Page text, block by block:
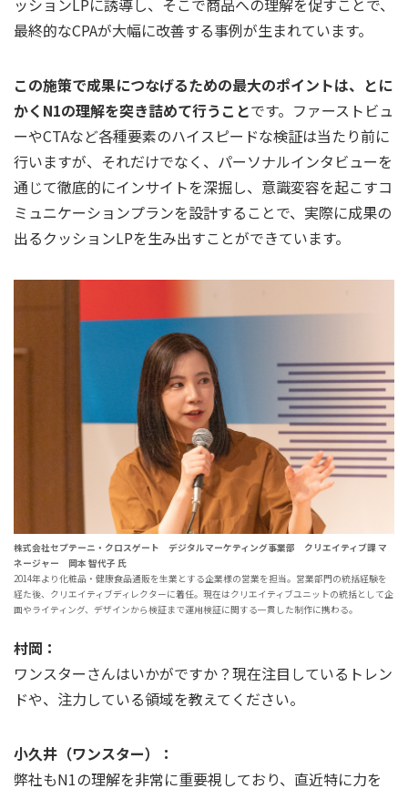
ッションLPに誘導し、そこで商品への理解を促すことで、
最終的なCPAが大幅に改善する事例が生まれています。
この施策で成果につなげるための最大のポイントは、とに
かくN1の理解を突き詰めて行うことです。ファーストビュ
ーやCTAなど各種要素のハイスピードな検証は当たり前に
行いますが、それだけでなく、パーソナルインタビューを
通じて徹底的にインサイトを深掘し、意識変容を起こすコ
ミュニケーションプランを設計することで、実際に成果の
出るクッションLPを生み出すことができています。
株式会社セプテーニ・クロスゲート デジタルマーケティング事業部 クリエイティブ課 マ
ネージャー 岡本 智代子 氏
2014年より化粧品・健康食品通販を生業とする企業様の営業を担当。営業部門の統括経験を
経た後、クリエイティブディレクターに着任。現在はクリエイティブユニットの統括として企
画やライティング、デザインから検証まで運用検証に関する一貫した制作に携わる。
村岡：
ワンスターさんはいかがですか？現在注目しているトレン
ドや、注力している領域を教えてください。
小久井（ワンスター）：
弊社もN1の理解を非常に重要視しており、直近特に力を